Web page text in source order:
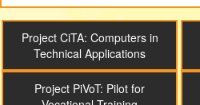
Projecten
Project CiTA: Computers in
Technical Applications
Project PiVoT: Pilot for